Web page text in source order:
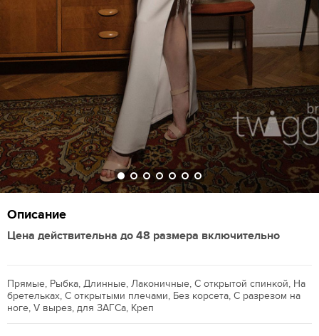
Описание
Цена действительна до 48 размера включительно
Прямые, Рыбка, Длинные, Лаконичные, С открытой спинкой, На
бретельках, С открытыми плечами, Без корсета, С разрезом на
ноге, V вырез, для ЗАГСа, Креп